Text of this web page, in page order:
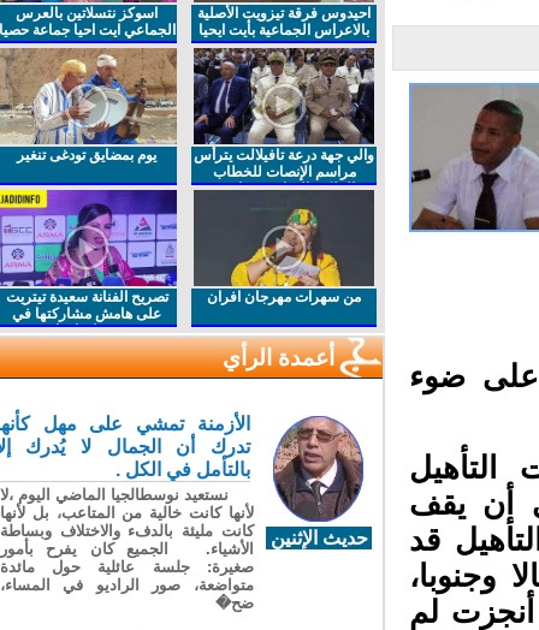
على ضوء
أن يقف
قد
لم
احيدوس فرقة تيزويت الأصلية
بالاعراس الجماعية بأيت ايحيا
اسوكز نتسلاتين بالعرس
الجماعي ايت احيا جماعة حصيا
والي جهة درعة تافيلالت يترأس
مراسم الإنصات للخطاب
الملكي السامي بمناسبة
يوم بمضايق تودغى تنغير
من سهرات مهرجان افران
تصريح الفنانة سعيدة تيتريت
على هامش مشاركتها في
مهرجان افران
أعمدة الرأي
حديث الإثنين
الأزمنة تمشي على مهل كأنها
تدرك أن الجمال لا يُدرك إلا
بالتأمل في الكل .
نستعيد نوسطالجيا الماضي اليوم ،لا
لأنها كانت خالية من المتاعب، بل لأنها
كانت مليئة بالدفء والاختلاف وبساطة
الأشياء. الجميع كان يفرح بأمور
صغيرة: جلسة عائلية حول مائدة
متواضعة، صور الراديو في المساء،
ضح�